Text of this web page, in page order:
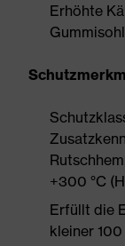
Erhöhte
+300 °C
Erfüllt die
kleiner